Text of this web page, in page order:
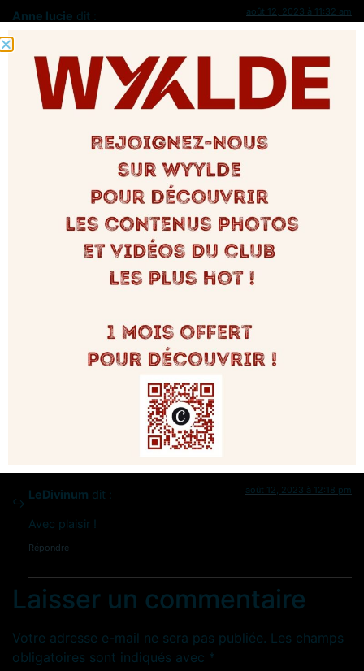
Anne lucie dit : août 12, 2023 à 11:32 am
midi, contraintes pour cette soirée. Qui j vous en remercie de
votre invitation mais q j n peux honorer.
Une prochaine.. j’espère.
Je vous contact à votre ouverture. Merci
LeDivinum dit :
Oui à tout à l’heure !
août 12, 2023 à 11:37 am
Retour rapide, sympathique , cool .. merci a vous …
Au plaisir de ce rencontrer…
LeDivinum dit : août 12, 2023 à 12:18 pm
Avec plaisir !
Répondre
Laisser un commentaire
Votre adresse e-mail ne sera pas publiée. Les champs
obligatoires sont indiqués avec *